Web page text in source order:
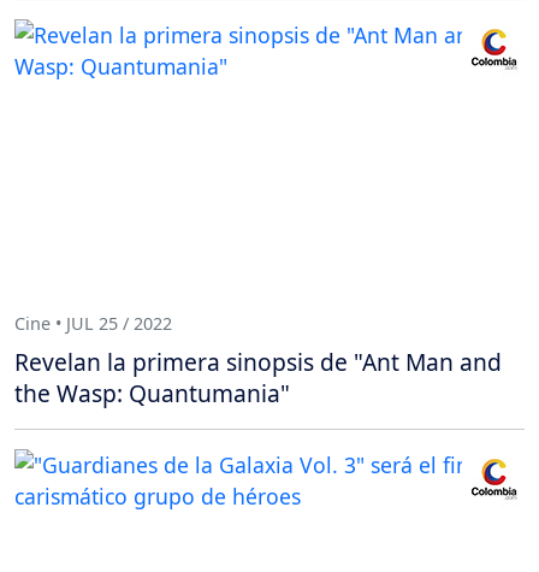
Cine • JUL 25 / 2022
Revelan la primera sinopsis de "Ant Man and
the Wasp: Quantumania"